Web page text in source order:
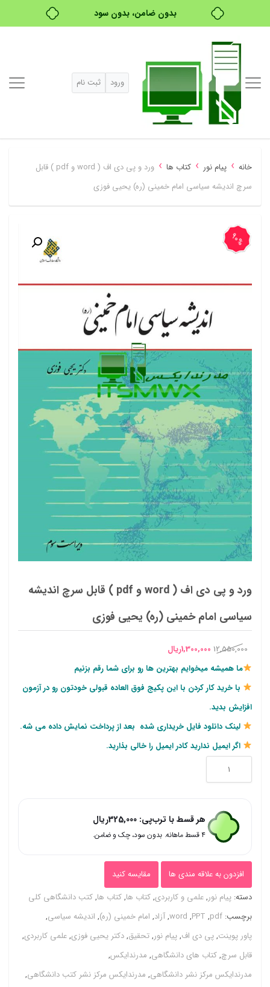
خرید قسطی با ترب‌پی
ورود ثبت نام
خانه › پیام نور › کتاب ها ›
ورد و پی دی اف ( word و pdf ) قابل
سرچ اندیشه سیاسی امام خمینی (ره) یحیی فوزی
90%
ورد و پی دی اف ( word و pdf ) قابل سرچ اندیشه
سیاسی امام خمینی (ره) یحیی فوزی
12,550,000 قیمت
اصلی
12,550,000ریال
بود.
1,300,000ریال
فعلی
1,300,000ریال
ما همیشه میخوایم بهترین ها رو برای شما رقم بزنیم
با خرید کار کردن با این پکیج فوق العاده قبولی خودتون رو در آزمون
افزایش بدید.
لینک دانلود فایل خریداری شده بعد از پرداخت نمایش داده می شه.
اگر ایمیل ندارید کادر ایمیل را خالی بذارید.
و
(
word
و
pdf
)
قابل
سرچ
هر قسط با ترب‌پی: 325,000ریال
۴ قسط ماهانه. بدون سود، چک و ضامن.
افزدون به علاقه مندی ها
مقایسه کنید
دسته: پیام نور,علمی و کاربردی,کتاب ها,کتاب ها,کتب دانشگاهی کلی
برچسب: pdf
,
PPT
,
word
,آزاد, امام خمینی (ره), اندیشه سیاسی,
پاور پوینت,پی دی اف,پیام نور,تحقیق,دکتر یحیی فوزی,علمی کاربردی,
قابل سرچ,کتاب های دانشگاهی, مدرندایکس,
مدرندایکس مرکز نشر دانشگاهی, مدرندایکس مرکز نشر کتب دانشگاهی,